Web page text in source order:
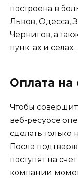
построена в
Львов, Одесса,
Чернигов, а
пунктах и селах.
Оплата на
Чтобы
веб-ресурсе
сделать только
После
поступят на
компании